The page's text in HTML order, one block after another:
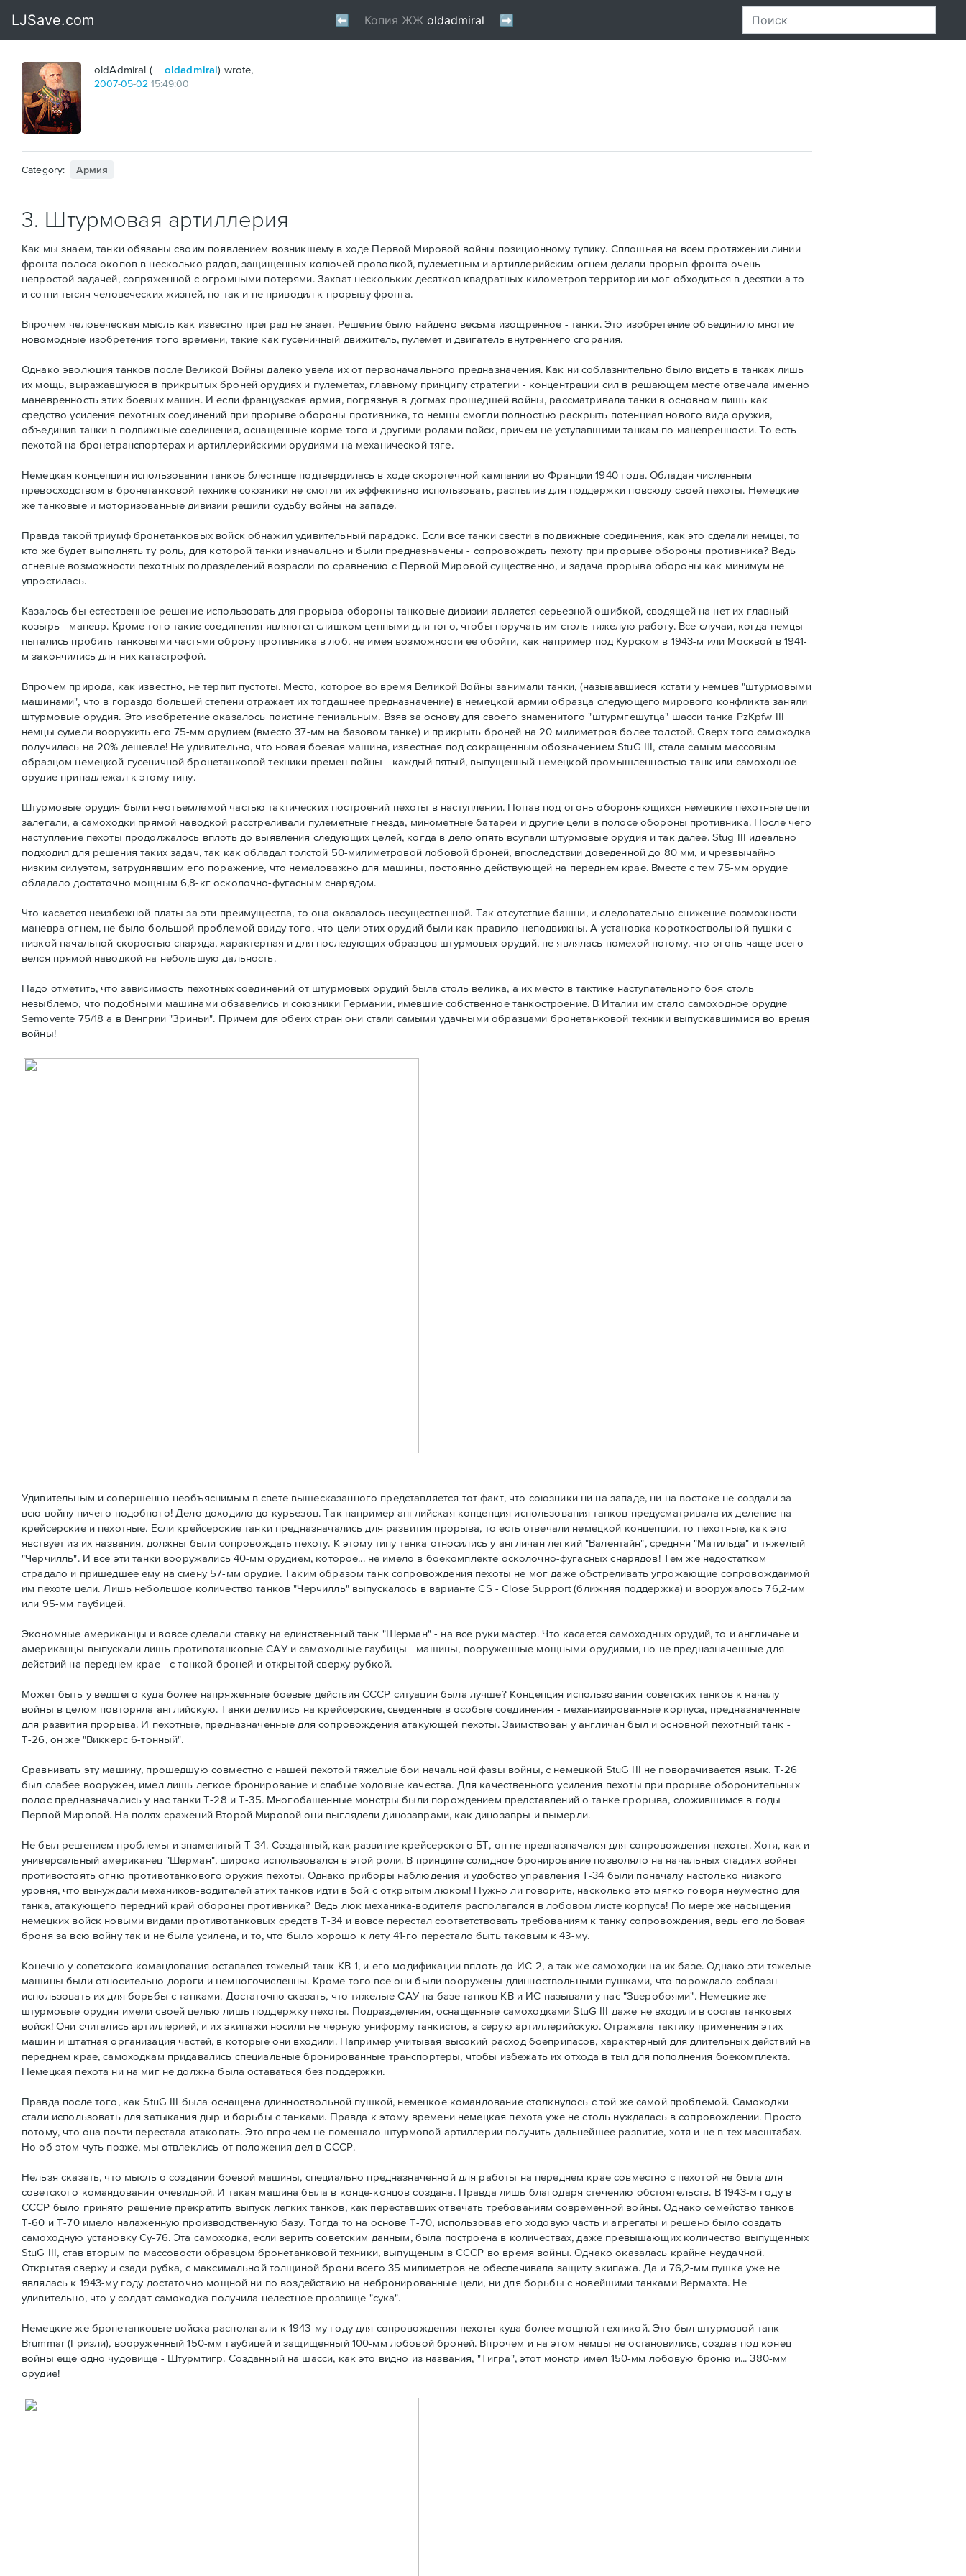
oldAdmiral ( oldadmiral) wrote,
2007-05-02 15:49:00
Category: Армия
3. Штурмовая артиллерия
Как мы знаем, танки обязаны своим появлением возникшему в ходе Первой Мировой войны позиционному тупику. Сплошная на всем протяжении линии
фронта полоса окопов в несколько рядов, защищенных колючей проволкой, пулеметным и артиллерийским огнем делали прорыв фронта очень
непростой задачей, сопряженной с огромными потерями. Захват нескольких десятков квадратных километров территории мог обходиться в десятки а то
и сотни тысяч человеческих жизней, но так и не приводил к прорыву фронта.
Впрочем человеческая мысль как известно преград не знает. Решение было найдено весьма изощренное - танки. Это изобретение объединило многие
новомодные изобретения того времени, такие как гусеничный движитель, пулемет и двигатель внутреннего сгорания.
Однако эволюция танков после Великой Войны далеко увела их от первоначального предназначения. Как ни соблазнительно было видеть в танках лишь
их мощь, выражавшуюся в прикрытых броней орудиях и пулеметах, главному принципу стратегии - концентрации сил в решающем месте отвечала именно
маневренность этих боевых машин. И если французская армия, погрязнув в догмах прошедшей войны, рассматривала танки в основном лишь как
средство усиления пехотных соединений при прорыве обороны противника, то немцы смогли полностью раскрыть потенциал нового вида оружия,
объединив танки в подвижные соединения, оснащенные корме того и другими родами войск, причем не уступавшими танкам по маневренности. То есть
пехотой на бронетранспортерах и артиллерийскими орудиями на механической тяге.
Немецкая концепция использования танков блестяще подтвердилась в ходе скоротечной кампании во Франции 1940 года. Обладая численным
превосходством в бронетанковой технике союзники не смогли их эффективно использовать, распылив для поддержки повсюду своей пехоты. Немецкие
же танковые и моторизованные дивизии решили судьбу войны на западе.
Правда такой триумф бронетанковых войск обнажил удивительный парадокс. Если все танки свести в подвижные соединения, как это сделали немцы, то
кто же будет выполнять ту роль, для которой танки изначально и были предназначены - сопровождать пехоту при прорыве обороны противника? Ведь
огневые возможности пехотных подразделений возрасли по сравнению с Первой Мировой существенно, и задача прорыва обороны как минимум не
упростилась.
Казалось бы естественное решение использовать для прорыва обороны танковые дивизии является серьезной ошибкой, сводящей на нет их главный
козырь - маневр. Кроме того такие соединения являются слишком ценными для того, чтобы поручать им столь тяжелую работу. Все случаи, когда немцы
пытались пробить танковыми частями оброну противника в лоб, не имея возможности ее обойти, как например под Курском в 1943-м или Москвой в 1941-
м закончились для них катастрофой.
Впрочем природа, как известно, не терпит пустоты. Место, которое во время Великой Войны занимали танки, (называвшиеся кстати у немцев "штурмовыми
машинами", что в гораздо большей степени отражает их тогдашнее предназначение) в немецкой армии образца следующего мирового конфликта заняли
штурмовые орудия. Это изобретение оказалось поистине гениальным. Взяв за основу для своего знаменитого "штурмгешутца" шасси танка PzKpfw III
немцы сумели вооружить его 75-мм орудием (вместо 37-мм на базовом танке) и прикрыть броней на 20 милиметров более толстой. Сверх того самоходка
получилась на 20% дешевле! Не удивительно, что новая боевая машина, известная под сокращенным обозначением StuG III, стала самым массовым
образцом немецкой гусеничной бронетанковой техники времен войны - каждый пятый, выпущенный немецкой промышленностью танк или самоходное
орудие принадлежал к этому типу.
Штурмовые орудия были неотъемлемой частью тактических построений пехоты в наступлении. Попав под огонь обороняющихся немецкие пехотные цепи
залегали, а самоходки прямой наводкой расстреливали пулеметные гнезда, минометные батареи и другие цели в полосе обороны противника. После чего
наступление пехоты продолжалось вплоть до выявления следующих целей, когда в дело опять всупали штурмовые орудия и так далее. Stug III идеально
подходил для решения таких задач, так как обладал толстой 50-милиметровой лобовой броней, впоследствии доведенной до 80 мм, и чрезвычайно
низким силуэтом, затруднявшим его поражение, что немаловажно для машины, постоянно действующей на переднем крае. Вместе с тем 75-мм орудие
обладало достаточно мощным 6,8-кг осколочно-фугасным снарядом.
Что касается неизбежной платы за эти преимущества, то она оказалось несущественной. Так отсутствие башни, и следовательно снижение возможности
маневра огнем, не было большой проблемой ввиду того, что цели этих орудий были как правило неподвижны. А установка короткоствольной пушки с
низкой начальной скоростью снаряда, характерная и для последующих образцов штурмовых орудий, не являлась помехой потому, что огонь чаще всего
велся прямой наводкой на небольшую дальность.
Надо отметить, что зависимость пехотных соединений от штурмовых орудий была столь велика, а их место в тактике наступательного боя столь
незыблемо, что подобными машинами обзавелись и союзники Германии, имевшие собственное танкостроение. В Италии им стало самоходное орудие
Semovente 75/18 а в Венгрии "Зриньи". Причем для обеих стран они стали самыми удачными образцами бронетанковой техники выпускавшимися во время
войны!
Удивительным и совершенно необъяснимым в свете вышесказанного представляется тот факт, что союзники ни на западе, ни на востоке не создали за
всю войну ничего подобного! Дело доходило до курьезов. Так например английская концепция использования танков предусматривала их деление на
крейсерские и пехотные. Если крейсерские танки предназначались для развития прорыва, то есть отвечали немецкой концепции, то пехотные, как это
явствует из их названия, должны были сопровождать пехоту. К этому типу танка относились у англичан легкий "Валентайн", средняя "Матильда" и тяжелый
"Черчилль". И все эти танки вооружались 40-мм орудием, которое... не имело в боекомплекте осколочно-фугасных снарядов! Тем же недостатком
страдало и пришедшее ему на смену 57-мм орудие. Таким образом танк сопровождения пехоты не мог даже обстреливать угрожающие сопровождаимой
им пехоте цели. Лишь небольшое количество танков "Черчилль" выпускалось в варианте CS - Close Support (ближняя поддержка) и вооружалось 76,2-мм
или 95-мм гаубицей.
Экономные американцы и вовсе сделали ставку на единственный танк "Шерман" - на все руки мастер. Что касается самоходных орудий, то и англичане и
американцы выпускали лишь противотанковые САУ и самоходные гаубицы - машины, вооруженные мощными орудиями, но не предназначенные для
действий на переднем крае - с тонкой броней и открытой сверху рубкой.
Может быть у ведшего куда более напряженные боевые действия СССР ситуация была лучше? Концепция использования советских танков к началу
войны в целом повторяла английскую. Танки делились на крейсерские, сведенные в особые соединения - механизированные корпуса, предназначенные
для развития прорыва. И пехотные, предназначенные для сопровождения атакующей пехоты. Заимствован у англичан был и основной пехотный танк -
Т-26, он же "Виккерс 6-тонный".
Сравнивать эту машину, прошедшую совместно с нашей пехотой тяжелые бои начальной фазы войны, с немецкой StuG III не поворачивается язык. Т-26
был слабее вооружен, имел лишь легкое бронирование и слабые ходовые качества. Для качественного усиления пехоты при прорыве оборонительных
полос предназначались у нас танки Т-28 и Т-35. Многобашенные монстры были порождением представлений о танке прорыва, сложившимся в годы
Первой Мировой. На полях сражений Второй Мировой они выглядели динозаврами, как динозавры и вымерли.
Не был решением проблемы и знаменитый Т-34. Созданный, как развитие крейсерского БТ, он не предназначался для сопровождения пехоты. Хотя, как и
универсальный американец "Шерман", широко использовался в этой роли. В принципе солидное бронирование позволяло на начальных стадиях войны
противостоять огню противотанкового оружия пехоты. Однако приборы наблюдения и удобство управления Т-34 были поначалу настолько низкого
уровня, что вынуждали механиков-водителей этих танков идти в бой с открытым люком! Нужно ли говорить, насколько это мягко говоря неуместно для
танка, атакующего передний край обороны противника? Ведь люк механика-водителя располагался в лобовом листе корпуса! По мере же насыщения
немецких войск новыми видами противотанковых средств Т-34 и вовсе перестал соответствовать требованиям к танку сопровождения, ведь его лобовая
броня за всю войну так и не была усилена, и то, что было хорошо к лету 41-го перестало быть таковым к 43-му.
Конечно у советского командования оставался тяжелый танк КВ-1, и его модификации вплоть до ИС-2, а так же самоходки на их базе. Однако эти тяжелые
машины были относительно дороги и немногочисленны. Кроме того все они были вооружены длинноствольными пушками, что порождало соблазн
использовать их для борьбы с танками. Достаточно сказать, что тяжелые САУ на базе танков КВ и ИС называли у нас "Зверобоями". Немецкие же
штурмовые орудия имели своей целью лишь поддержку пехоты. Подразделения, оснащенные самоходками StuG III даже не входили в состав танковых
войск! Они считались артиллерией, и их экипажи носили не черную униформу танкистов, а серую артиллерийскую. Отражала тактику применения этих
машин и штатная организация частей, в которые они входили. Например учитывая высокий расход боеприпасов, характерный для длительных действий на
переднем крае, самоходкам придавались специальные бронированные транспортеры, чтобы избежать их отхода в тыл для пополнения боекомплекта.
Немецкая пехота ни на миг не должна была оставаться без поддержки.
Правда после того, как StuG III была оснащена длинноствольной пушкой, немецкое командование столкнулось с той же самой проблемой. Самоходки
стали использовать для затыкания дыр и борьбы с танками. Правда к этому времени немецкая пехота уже не столь нуждалась в сопровождении. Просто
потому, что она почти перестала атаковать. Это впрочем не помешало штурмовой артиллерии получить дальнейшее развитие, хотя и не в тех масштабах.
Но об этом чуть позже, мы отвлеклись от положения дел в СССР.
Нельзя сказать, что мысль о создании боевой машины, специально предназначенной для работы на переднем крае совместно с пехотой не была для
советского командования очевидной. И такая машина была в конце-концов создана. Правда лишь благодаря стечению обстоятельств. В 1943-м году в
СССР было принято решение прекратить выпуск легких танков, как переставших отвечать требованиям современной войны. Однако семейство танков
Т-60 и Т-70 имело налаженную производственную базу. Тогда то на основе Т-70, использовав его ходовую часть и агрегаты и решено было создать
самоходную установку Су-76. Эта самоходка, если верить советским данным, была построена в количествах, даже превышающих количество выпущенных
StuG III, став вторым по массовости образцом бронетанковой техники, выпущеным в СССР во время войны. Однако оказалась крайне неудачной.
Открытая сверху и сзади рубка, с максимальной толщиной брони всего 35 милиметров не обеспечивала защиту экипажа. Да и 76,2-мм пушка уже не
являлась к 1943-му году достаточно мощной ни по воздействию на небронированные цели, ни для борьбы с новейшими танками Вермахта. Не
удивительно, что у солдат самоходка получила нелестное прозвище "сука".
Немецкие же бронетанковые войска располагали к 1943-му году для сопровождения пехоты куда более мощной техникой. Это был штурмовой танк
Brummar (Гризли), вооруженный 150-мм гаубицей и защищенный 100-мм лобовой броней. Впрочем и на этом немцы не остановились, создав под конец
войны еще одно чудовище - Штурмтигр. Созданный на шасси, как это видно из названия, "Тигра", этот монстр имел 150-мм лобовую броню и... 380-мм
орудие!